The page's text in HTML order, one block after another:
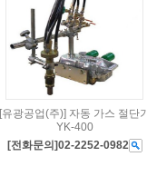
[유광공업(주)] 자동 가스 절단기
YK-400
[전화문의]02-2252-0982